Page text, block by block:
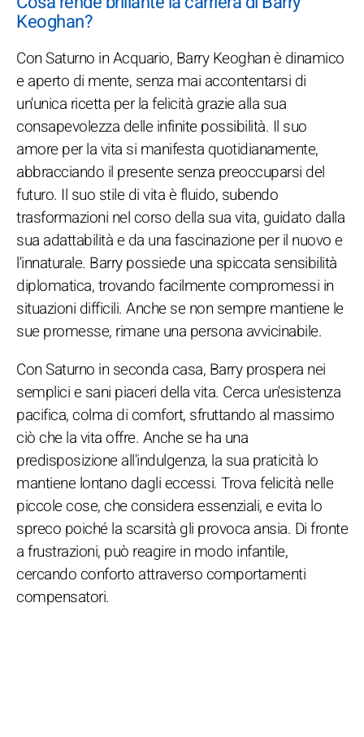
Keoghan?
Con Saturno in Acquario, Barry Keoghan è dinamico
e aperto di mente, senza mai accontentarsi di
un'unica ricetta per la felicità grazie alla sua
consapevolezza delle infinite possibilità. Il suo
amore per la vita si manifesta quotidianamente,
abbracciando il presente senza preoccuparsi del
futuro. Il suo stile di vita è fluido, subendo
trasformazioni nel corso della sua vita, guidato dalla
sua adattabilità e da una fascinazione per il nuovo e
l'innaturale. Barry possiede una spiccata sensibilità
diplomatica, trovando facilmente compromessi in
situazioni difficili. Anche se non sempre mantiene le
sue promesse, rimane una persona avvicinabile.
Con Saturno in seconda casa, Barry prospera nei
semplici e sani piaceri della vita. Cerca un'esistenza
pacifica, colma di comfort, sfruttando al massimo
ciò che la vita offre. Anche se ha una
predisposizione all'indulgenza, la sua praticità lo
mantiene lontano dagli eccessi. Trova felicità nelle
piccole cose, che considera essenziali, e evita lo
spreco poiché la scarsità gli provoca ansia. Di fronte
a frustrazioni, può reagire in modo infantile,
cercando conforto attraverso comportamenti
compensatori.